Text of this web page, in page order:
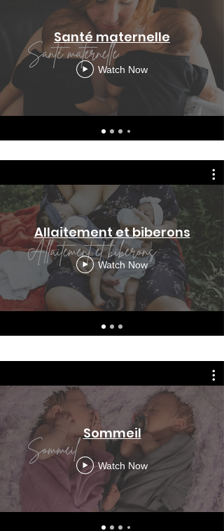
Santé maternelle
Watch Now
Allaitement et biberons
Watch Now
Sommeil
Watch Now